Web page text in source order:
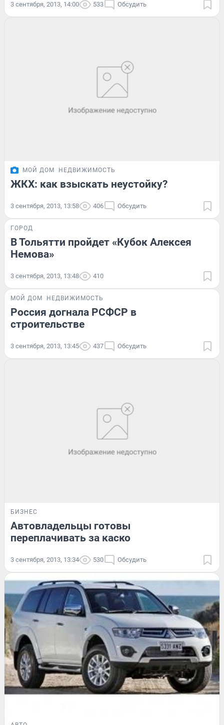
3 сентября, 2013, 14:00 533 Обсудить
МОЙ ДОМ НЕДВИЖИМОСТЬ
ЖКХ: как взыскать неустойку?
3 сентября, 2013, 13:58 406 Обсудить
ГОРОД
В Тольятти пройдет «Кубок Алексея
Немова»
3 сентября, 2013, 13:48 410
МОЙ ДОМ НЕДВИЖИМОСТЬ
Россия догнала РСФСР в
строительстве
3 сентября, 2013, 13:45 437 Обсудить
БИЗНЕС
Автовладельцы готовы
переплачивать за каско
3 сентября, 2013, 13:34 530 Обсудить